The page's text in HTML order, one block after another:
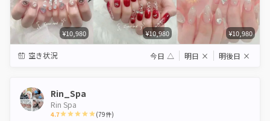
¥10,980 ¥10,980 ¥10,980
空き状況 今日 △ 明日 × 明後日 ×
Rin_Spa
Rin Spa
4.7 (79件)